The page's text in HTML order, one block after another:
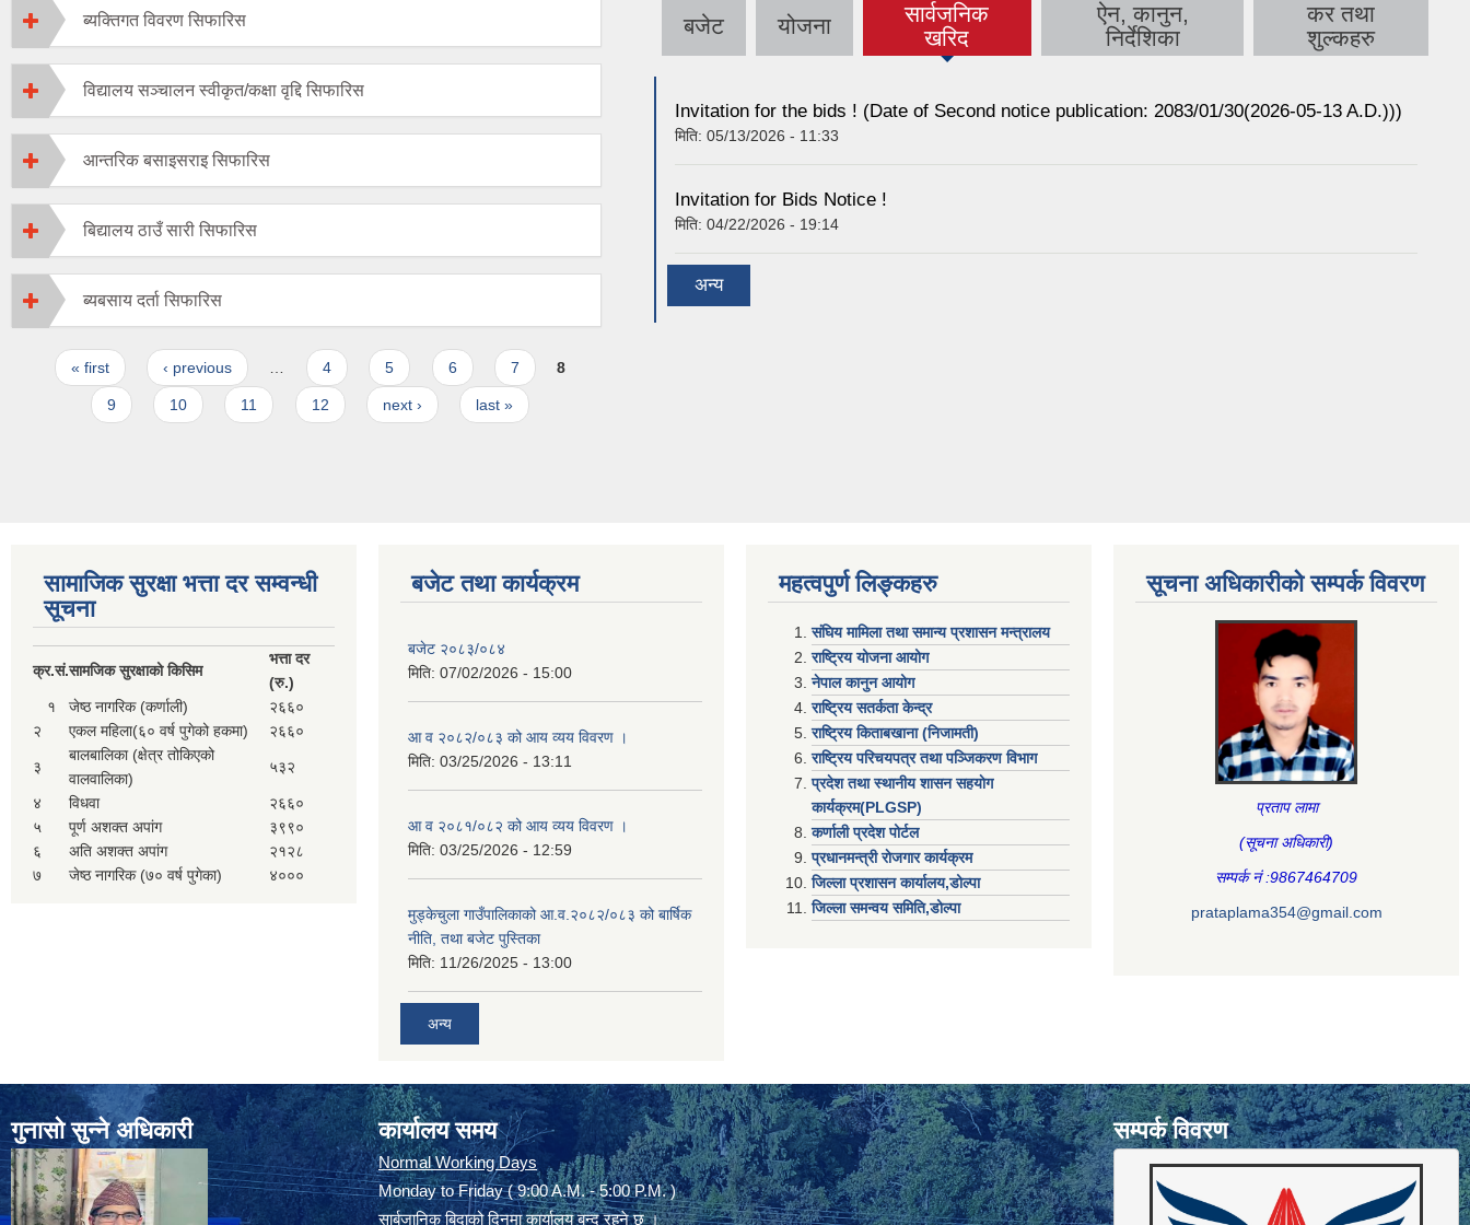
ब्यक्तिगत विवरण सिफारिस
विद्यालय सञ्चालन स्वीकृत/कक्षा वृद्दि सिफारिस
आन्तरिक बसाइसराइ सिफारिस
बिद्यालय ठाउँ सारी सिफारिस
ब्यबसाय दर्ता सिफारिस
Pages
« first ‹ previous 4 5 6 7 8
9 10 11 12 next › last »
बजेट योजना
सार्वजनिक
खरिद
(active tab)
ऐन, कानुन,
निर्देशिका
कर तथा
शुल्कहरु
Invitation for the bids ! (Date of Second notice publication: 2083/01/30(2026-05-13 A.D.)))
मिति: 05/13/2026 - 11:33
Invitation for Bids Notice !
मिति: 04/22/2026 - 19:14
अन्य
सामाजिक सुरक्षा भत्ता दर सम्वन्धी
सूचना
क्र.सं.सामजिक सुरक्षाको किसिम
भत्ता दर
(रु.)
१
जेष्ठ नागरिक (कर्णाली)
२६६०
२
एकल महिला(६० वर्ष पुगेको हकमा) २६६०
३
बालबालिका (क्षेत्र तोकिएको
वालवालिका)
५३२
४ विधवा
२६६०
५
पूर्ण अशक्त अपांग
३९९०
६
अति अशक्त अपांग
२१२८
७
जेष्ठ नागरिक (७० वर्ष पुगेका) ४०००
बजेट तथा कार्यक्रम
बजेट २०८३/०८४
मिति: 07/02/2026 - 15:00
आ व २०८२/०८३ को आय व्यय विवरण ।
मिति: 03/25/2026 - 13:11
आ व २०८१/०८२ को आय व्यय विवरण ।
मिति: 03/25/2026 - 12:59
मुड्केचुला गाउँपालिकाको आ.व.२०८२/०८३ को बार्षिक
नीति, तथा बजेट पुस्तिका
मिति: 11/26/2025 - 13:00
अन्य
महत्वपुर्ण लिङ्कहरु
संघिय मामिला तथा समान्य प्रशासन मन्त्रालय
राष्ट्रिय योजना आयोग
नेपाल कानुन आयोग
राष्ट्रिय सतर्कता केन्द्र
राष्ट्रिय किताबखाना (निजामती)
राष्ट्रिय परिचयपत्र तथा पञ्जिकरण विभाग
प्रदेश तथा स्थानीय शासन सहयाेग
कार्यक्रम(PLGSP)
कर्णाली प्रदेश पोर्टल
प्रधानमन्त्री राेजगार कार्यक्रम
जिल्ला प्रशासन कार्यालय,डोल्पा
जिल्ला समन्वय समिति,डोल्प
सूचना अधिकारीकाे सम्पर्क विवरण
प्रताप लामा
(सूचना अधिकारी)
सम्पर्क नं :9867464709
prataplama354@gmail.com
गुनासो सुन्ने अधिकारी कार्यालय समय
Normal Working Days
Monday to Friday ( 9:00 A.M. - 5:00 P.M. )
सार्बजानिक बिदाको दिनमा कार्यालय बन्द रहने छ ।
सम्पर्क विवरण